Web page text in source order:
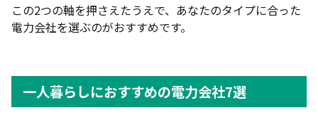
賃貸でも電力会社の切り替えはできる？
一人暮らしの電気代を下げるコツは？
この2つの軸を押さえたうえで、あなたのタイプに合った
電力会社を選ぶのがおすすめです。
一人暮らしにおすすめの電力会社7選